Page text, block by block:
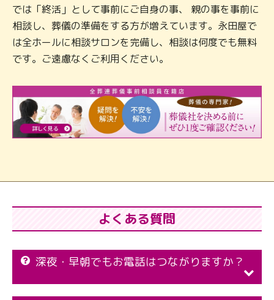
では「終活」として事前にご自身の事、 親の事を事前に
相談し、葬儀の準備をする方が増えています。永田屋で
は全ホールに相談サロンを完備し、相談は何度でも無料
です。ご遠慮なくご利用ください。
よくある質問
深夜・早朝でもお電話はつながりますか？